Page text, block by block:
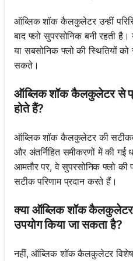
ऑब्लिक शॉक कैलकुलेटर उन्हीं
बाद फ्लो सुपरसोनिक बनी रहती
या सबसोनिक फ्लो की स्थितियों
सकते।
ऑब्लिक शॉक कैलकुलेटर से
होते हैं?
ऑब्लिक शॉक कैलकुलेटर की
और अंतर्निहित समीकरणों में की गई
आमतौर पर, वे सुपरसोनिक फ्लो की
सटीक परिणाम प्रदान करते हैं।
क्या ऑब्लिक शॉक कैलकुलेटर
उपयोग किया जा सकता है?
नहीं, ऑब्लिक शॉक कैलकुलेटर